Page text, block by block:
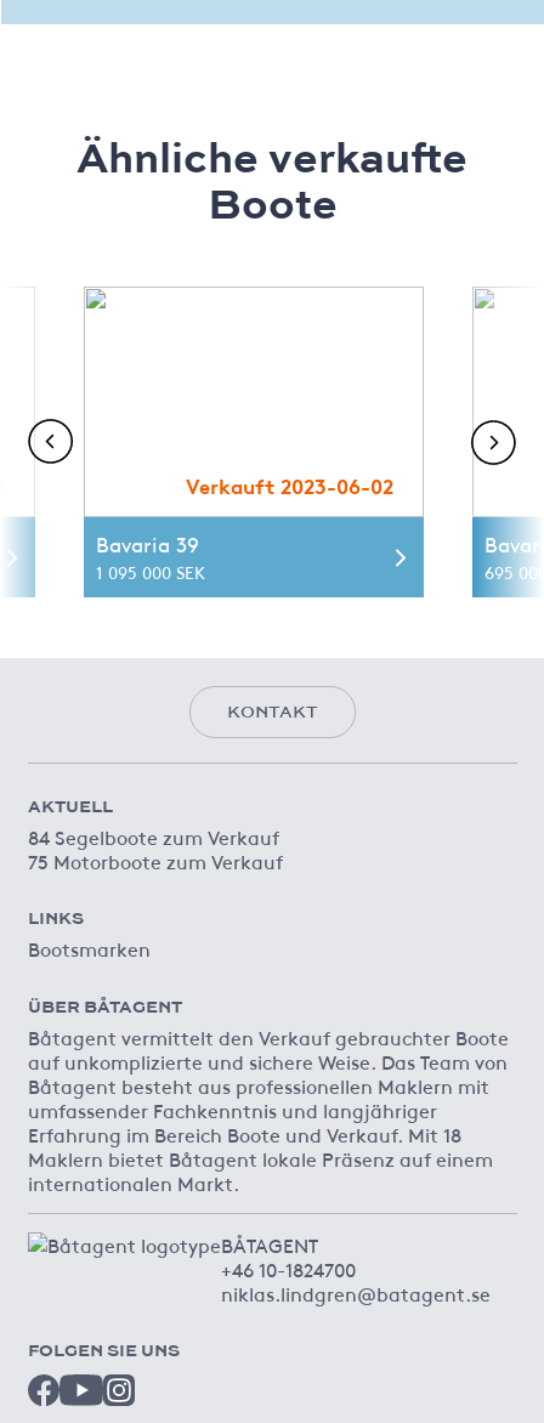
Ähnliche verkaufte
Boote
Verkauft 2023-06-02
Bavaria 39
1 095 000 SEK 695
KONTAKT
AKTUELL
84 Segelboote zum Verkauf
75 Motorboote zum Verkauf
LINKS
Bootsmarken
ÜBER BÅTAGENT
Båtagent vermittelt den Verkauf gebrauchter Boote
auf unkomplizierte und sichere Weise. Das Team von
Båtagent besteht aus professionellen Maklern mit
umfassender Fachkenntnis und langjähriger
Erfahrung im Bereich Boote und Verkauf. Mit 18
Maklern bietet Båtagent lokale Präsenz auf einem
internationalen Markt.
BÅTAGENT
+46 10-1824700
niklas.lindgren@batagent.se
FOLGEN SIE UNS